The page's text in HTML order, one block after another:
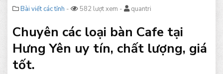
Bài viết các tỉnh - 582 lượt xem - quantri
Chuyên các loại bàn Cafe tại
Hưng Yên uy tín, chất lượng, giá
tốt.